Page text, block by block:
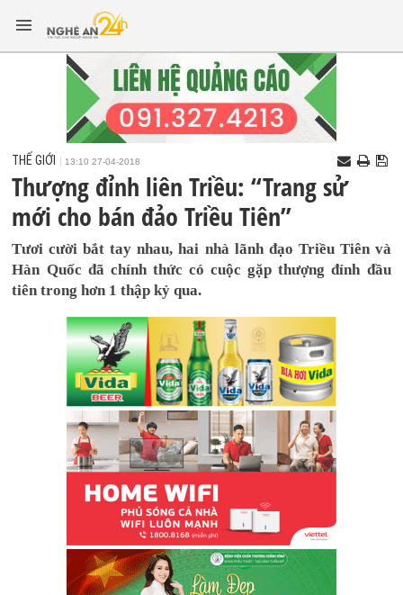
THẾ GIỚI 13:10 27-04-2018
Thượng đỉnh liên Triều: “Trang sử
mới cho bán đảo Triều Tiên”
Tươi cười bắt tay nhau, hai nhà lãnh đạo Triều Tiên và
Hàn Quốc đã chính thức có cuộc gặp thượng đỉnh đầu
tiên trong hơn 1 thập kỷ qua.